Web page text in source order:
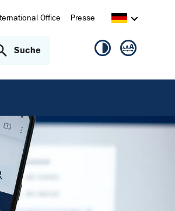
Office Presse
Suche